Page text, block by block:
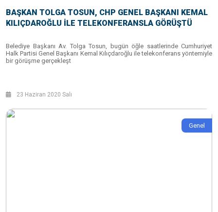
BAŞKAN TOLGA TOSUN, CHP GENEL BAŞKANI KEMAL
KILIÇDAROĞLU İLE TELEKONFERANSLA GÖRÜŞTÜ
Belediye Başkanı Av. Tolga Tosun, bugün öğle saatlerinde Cumhuriyet
Halk Partisi Genel Başkanı Kemal Kılıçdaroğlu ile telekonferans yöntemiyle
bir görüşme gerçekleşt
23 Haziran 2020 Salı
Genel